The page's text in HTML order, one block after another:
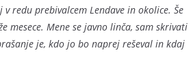
redu prebivalcem Lendave in okolice. Še
mesece. Mene se javno linča, sam skrivati
je, kdo jo bo naprej reševal in kdaj